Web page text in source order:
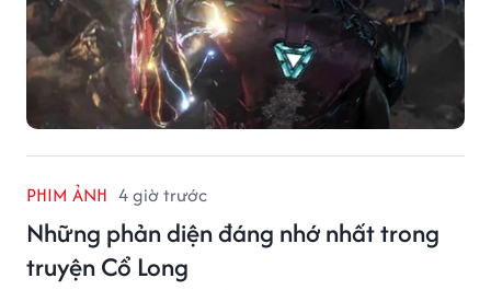
PHIM ẢNH 4 giờ trước
Những phản diện đáng nhớ nhất trong
truyện Cổ Long